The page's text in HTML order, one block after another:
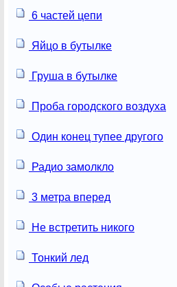
6 частей цепи
Яйцо в бутылке
Груша в бутылке
Проба городского воздуха
Один конец тупее другого
Радио замолкло
3 метра вперед
Не встретить никого
Тонкий лед